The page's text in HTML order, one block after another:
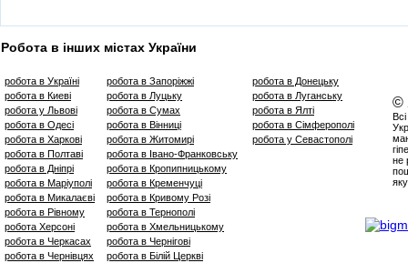
Робота в інших містах України
робота в Україні
робота в Киеві
робота у Львові
робота в Одесі
робота в Харкові
робота в Полтаві
робота в Дніпрі
робота в Маріуполі
робота в Микалаєві
робота в Рівному
робота Херсоні
робота в Черкасах
робота в Чернівцях
робота в Запоріжжі
робота в Луцьку
робота в Сумах
робота в Вінниці
робота в Житомирі
робота в Івано-Франковську
робота в Кропипницькому
робота в Кременчуці
робота в Кривому Розі
робота в Тернополі
робота в Хмельницькому
робота в Чернігові
робота в Білій Церкві
робота в Донецьку
робота в Луганську
робота в Ялті
робота в Сімферополі
робота у Севастополі
©
не